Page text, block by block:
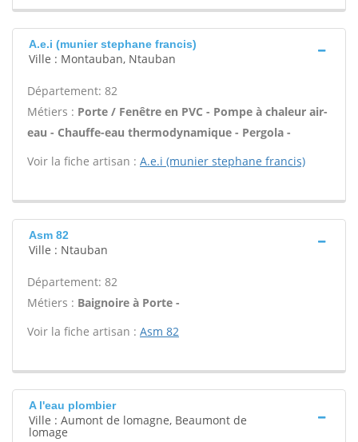
A.e.i (munier stephane francis)
Ville : Montauban, Ntauban
Département: 82
Métiers : Porte / Fenêtre en PVC - Pompe à chaleur air-
eau - Chauffe-eau thermodynamique - Pergola -
Voir la fiche artisan : A.e.i (munier stephane francis)
Asm 82
Ville : Ntauban
Département: 82
Métiers : Baignoire à Porte -
Voir la fiche artisan : Asm 82
A l'eau plombier
Ville : Aumont de lomagne, Beaumont de
lomage